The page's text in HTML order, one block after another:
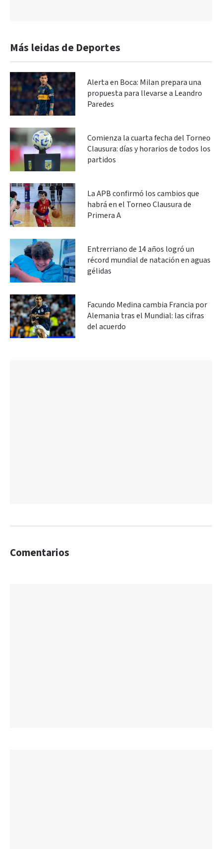
Más leidas de Deportes
Alerta en Boca: Milan prepara una
propuesta para llevarse a Leandro
Paredes
Comienza la cuarta fecha del Torneo
Clausura: días y horarios de todos los
partidos
La APB confirmó los cambios que
habrá en el Torneo Clausura de
Primera A
Entrerriano de 14 años logró un
récord mundial de natación en aguas
gélidas
Facundo Medina cambia Francia por
Alemania tras el Mundial: las cifras
del acuerdo
Comentarios